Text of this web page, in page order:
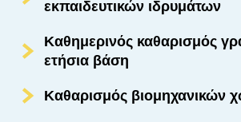
εκπαιδευτικών ιδρυμάτων
Καθημερινός καθαρισμός
ετήσια βάση
Καθαρισμός βιομηχανικών